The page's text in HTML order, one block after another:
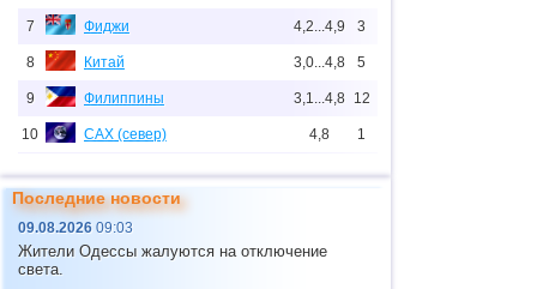
7 Фиджи 4,2...4,9 3
8 Китай 3,0...4,8 5
9 Филиппины 3,1...4,8 12
10 САХ (север) 4,8 1
12 Перу
13 Аргентина
14
Последние новости
09.08.2026 09:03
Жители Одессы жалуются на отключение
света.